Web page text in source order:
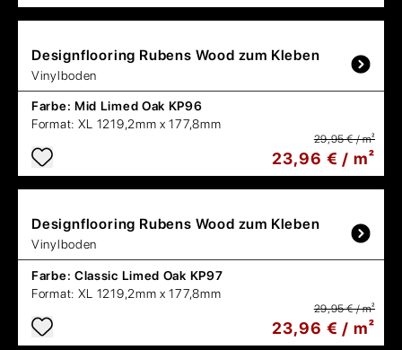
Designflooring Rubens Wood zum Kleben
Vinylboden
Farbe: Mid Limed Oak KP96
Format: XL 1219,2mm x 177,8mm
29,95 € / m²
23,96 € / m²
Designflooring Rubens Wood zum Kleben
Vinylboden
Farbe: Classic Limed Oak KP97
Format: XL 1219,2mm x 177,8mm
29,95 € / m²
23,96 € / m²